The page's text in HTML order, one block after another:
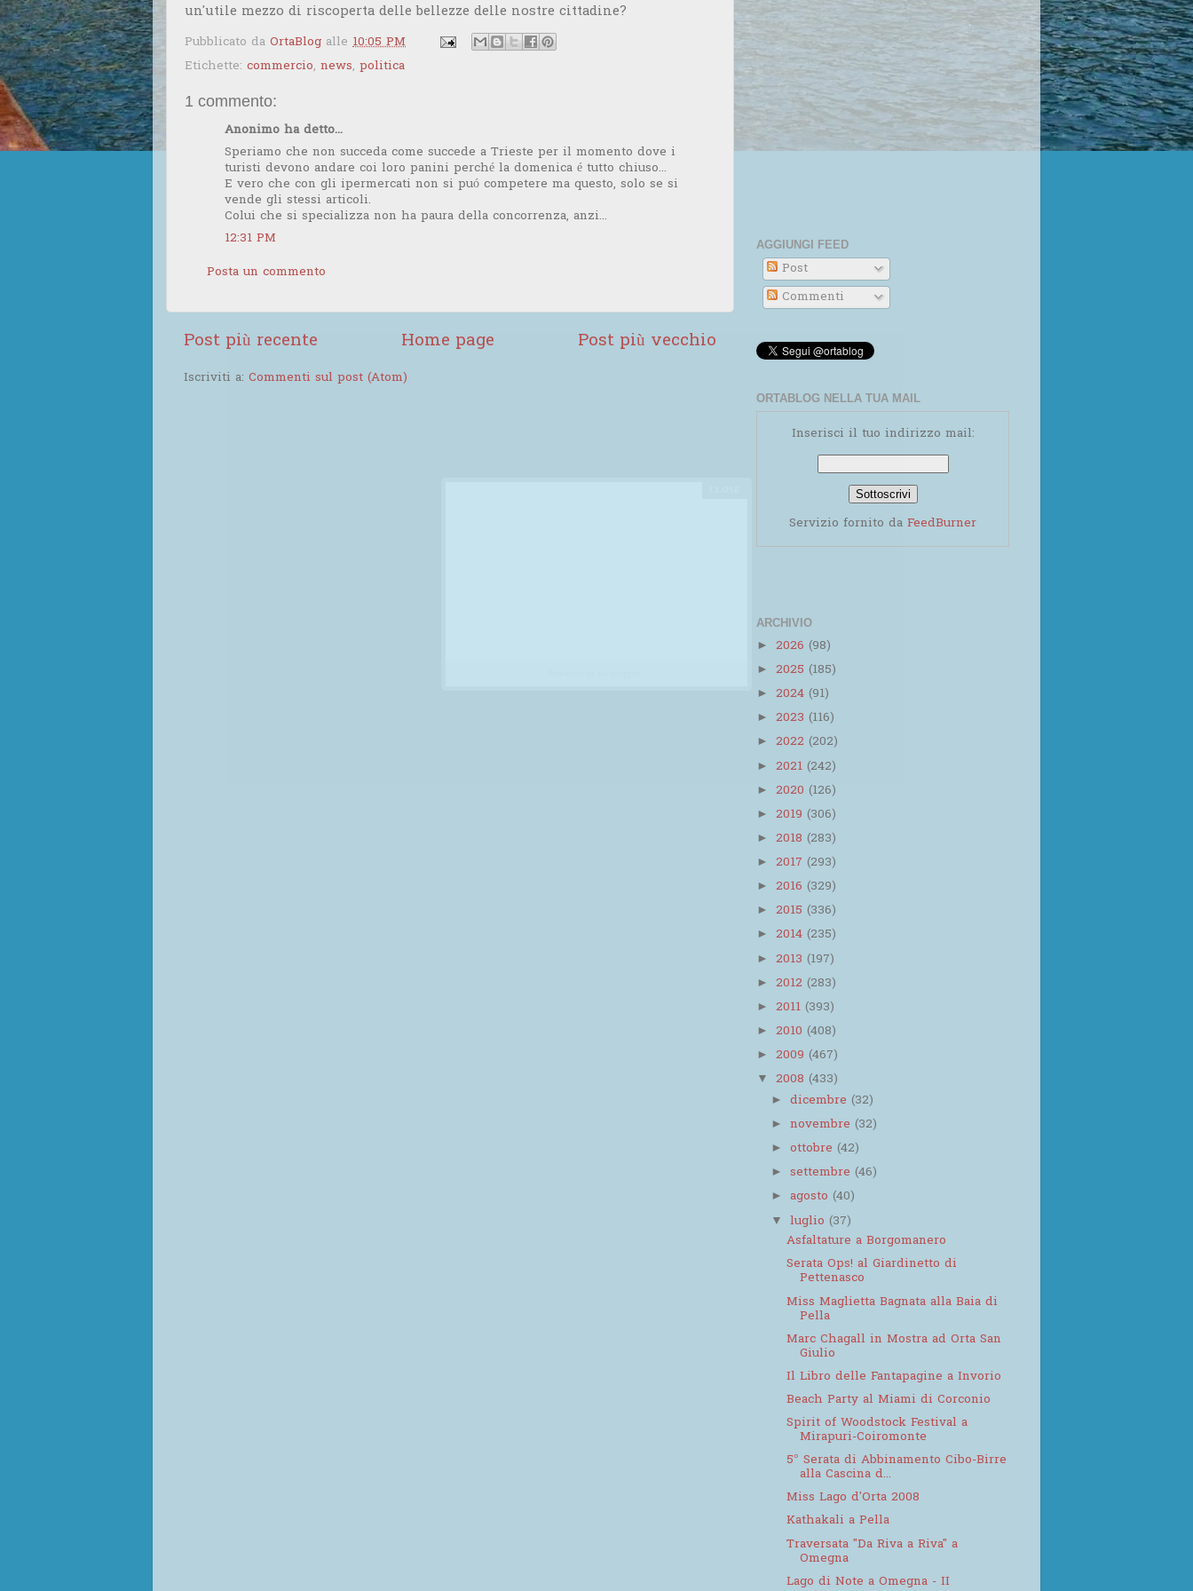
un'utile mezzo di riscoperta delle bellezze delle nostre cittadine?
Pubblicato da OrtaBlog alle 10:05 PM
Etichette: commercio, news, politica
1 commento:
Anonimo ha detto...
Speriamo che non succeda come succede a Trieste per il momento dove i
turisti devono andare coi loro panini perché la domenica é tutto chiuso...
E vero che con gli ipermercati non si puó competere ma questo, solo se si
vende gli stessi articoli.
Colui che si specializza non ha paura della concorrenza, anzi...
12:31 PM
Posta un commento
Post più recente Post più vecchio
Home page
Iscriviti a: Commenti sul post (Atom)
AGGIUNGI FEED
Post
Commenti
ORTABLOG NELLA TUA MAIL
Inserisci il tuo indirizzo mail:
Servizio fornito da FeedBurner
ARCHIVIO
► 2026 (98)
► 2025 (185)
► 2024 (91)
► 2023 (116)
► 2022 (202)
► 2021 (242)
► 2020 (126)
► 2019 (306)
► 2018 (283)
► 2017 (293)
► 2016 (329)
► 2015 (336)
► 2014 (235)
► 2013 (197)
► 2012 (283)
► 2011 (393)
► 2010 (408)
► 2009 (467)
▼ 2008 (433)
►dicembre(32)
►novembre(32)
►ottobre(42)
►settembre(46)
► agosto(40)
▼luglio(37)
Asfaltature a Borgomanero
Serata Ops! al Giardinetto di
Pettenasco
Miss Maglietta Bagnata alla Baia di
Pella
Marc Chagall in Mostra ad Orta San
Giulio
Il Libro delle Fantapagine a Invorio
Beach Party al Miami di Corconio
Spirit of Woodstock Festival a
Mirapuri-Coiromonte
5° Serata di Abbinamento Cibo-Birre
alla Cascina d...
Miss Lago d'Orta 2008
Kathakali a Pella
Traversata "Da Riva a Riva" a
Omegna
Lago di Note a Omegna - II